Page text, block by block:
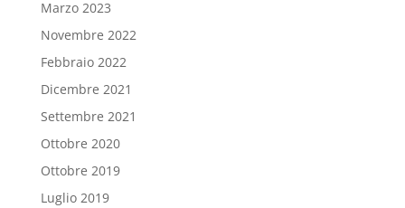
Marzo 2023
Novembre 2022
Febbraio 2022
Dicembre 2021
Settembre 2021
Ottobre 2020
Ottobre 2019
Luglio 2019